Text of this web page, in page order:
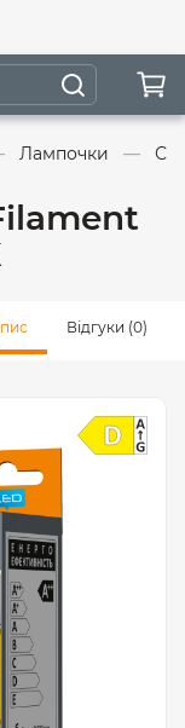
Лампочки
Відгуки (0)